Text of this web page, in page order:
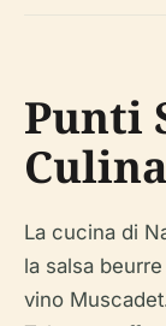
Punti
La cucina di
la salsa
vino